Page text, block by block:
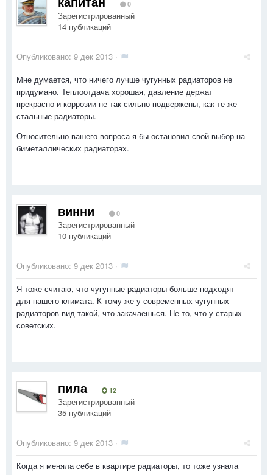
0
Зарегистрированный
14 публикаций
Опубликовано: 9 дек 2013 ·
Мне думается, что ничего лучше чугунных радиаторов не
придумано. Теплоотдача хорошая, давление держат
прекрасно и коррозии не так сильно подвержены, как те же
стальные радиаторы.
Относительно вашего вопроса я бы остановил свой выбор на
биметаллических радиаторах.
винни 0
Зарегистрированный
10 публикаций
Опубликовано: 9 дек 2013 ·
Я тоже считаю, что чугунные радиаторы больше подходят
для нашего климата. К тому же у современных чугунных
радиаторов вид такой, что закачаешься. Не то, что у старых
советских.
пила 12
Зарегистрированный
35 публикаций
Опубликовано: 9 дек 2013 ·
Когда я меняла себе в квартире радиаторы, то тоже узнала